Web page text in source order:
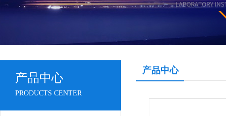
产品中心
PRODUCTS CENTER
产品中心